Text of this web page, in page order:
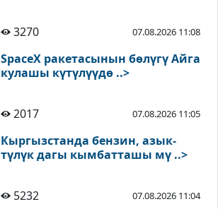
3270 07.08.2026 11:08
SpaceX ракетасынын бөлүгү Айга
кулашы күтүлүүдө ..>
2017 07.08.2026 11:05
Кыргызстанда бензин, азык-
түлүк дагы кымбатташы мү ..>
5232 07.08.2026 11:04